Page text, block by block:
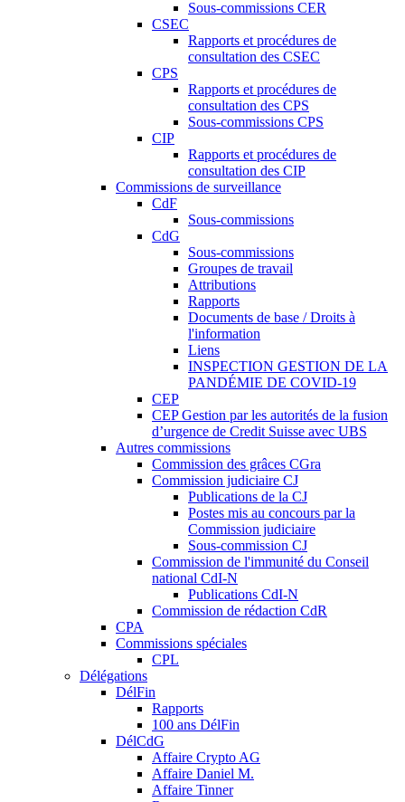
Sous-commissions CER
CSEC
Rapports et procédures de
consultation des CSEC
CPS
Rapports et procédures de
consultation des CPS
Sous-commissions CPS
CIP
Rapports et procédures de
consultation des CIP
Commissions de surveillance
CdF
Sous-commissions
CdG
Sous-commissions
Groupes de travail
Attributions
Rapports
Documents de base / Droits à
l'information
Liens
INSPECTION GESTION DE LA
PANDÉMIE DE COVID-19
CEP
CEP Gestion par les autorités de la fusion
d’urgence de Credit Suisse avec UBS
Autres commissions
Commission des grâces CGra
Commission judiciaire CJ
Publications de la CJ
Postes mis au concours par la
Commission judiciaire
Sous-commission CJ
Commission de l'immunité du Conseil
national CdI-N
Publications CdI-N
Commission de rédaction CdR
CPA
Commissions spéciales
CPL
Délégations
DélFin
Rapports
100 ans DélFin
DélCdG
Affaire Crypto AG
Affaire Daniel M.
Affaire Tinner